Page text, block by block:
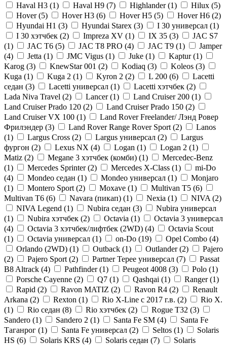
Haval Н3 (1) Haval Н9 (7) Highlander (1) Hilux (5)
Hover (5) Hover H3 (6) Hover H5 (5) Hover H6 (2)
Hyundai H1 (3) Hyundai Starex (3) I 30 универсал (1)
I 30 хэтчбек (2) Impreza XV (1) IX 35 (3)
JAC S7
(1) JAC T6 (5) JAC T8 PRO (4) JAC T9 (1)
Jamper
(4) Jetta (1) JMC Vigus (1) Juke (1) Kaptur (1)
Karog (3) KnewStar 001 (2) Kodiaq (3) Koleos (3)
Kuga (1) Kuga 2 (1) Kyron 2 (2) L 200 (6)
Lacetti
седан (3) Lacetti универсал (1) Lacetti хэтчбек (2)
Lada Niva Travel (2) Lancer (1) Land Cruiser 200 (1)
Land Cruiser Prado 120 (2) Land Cruiser Prado 150 (2)
Land Cruiser VX 100 (1)
Land Rover Freelander/ Лэнд Ровер
Фрилэндер (3) Land Rover Range Rover Sport (2)
Lanos
(1) Largus Cross (2) Largus универсал (2)
Largus
фургон (2) Lexus NX (4) Logan (1) Logan 2 (1)
Matiz (2) Megane 3 хэтчбек (комби) (1)
Mercedec-Benz
(1) Mercedes Sprinter (2) Mercedes X-Class (1)
mi-Do
(4) Mondeo седан (1) Mondeo универсал (1)
Monjaro
(1) Montero Sport (2) Moxave (1) Multivan T5 (6)
Multivan T6 (6) Navara (пикап) (1) Nexia (1) NIVA (2)
NIVA Legend (1) Nubira седан (3)
Nubira универсал
(1) Nubira хэтчбек (2) Octavia (1)
Octavia 3 универсал
(4) Octavia 3 хэтчбек/лифтбек (2WD) (4)
Octavia Scout
(1) Octavia универсал (1) on-Do (19) Opel Combo (4)
Orlando (2WD) (1) Outback (1) Outlander (2)
Pajero
(2) Pajero Sport (2) Partner Tepee универсал (7)
Passat
B8 Altrack (4) Pathfinder (1) Peugeot 4008 (3) Polo (1)
Porsche Cayenne (2) Q7 (1) Qashqai (1) Ranger (1)
Rapid (2) Ravon MATIZ (2) Ravon R4 (2)
Renault
Arkana (2) Rexton (1) Rio X-Line c 2017 г.в. (2)
Rio X.
(1) Rio седан (8) Rio хэтчбек (2) Rogue T32 (3)
Sandero (1) Sandero 2 (1) Santa Fe SM (4)
Santa Fe
Таганрог (1) Santa Fe универсал (2) Seltos (1)
Solaris
HS (6) Solaris KRS (4) Solaris седан (7)
Solaris